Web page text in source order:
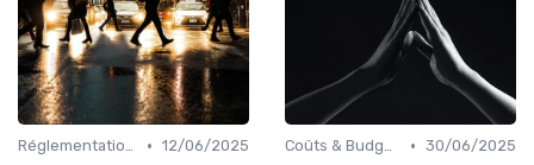
Réglementations & Normes • 12/06/2025
Coûts & Budgets • 30/06/2025